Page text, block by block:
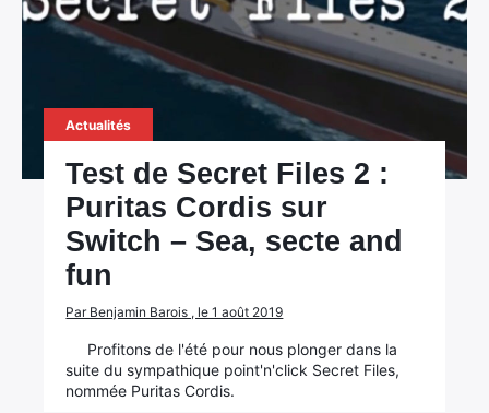
Actualités
Test de Secret Files 2 :
Puritas Cordis sur
Switch – Sea, secte and
fun
Par Benjamin Barois , le 1 août 2019
Profitons de l'été pour nous plonger dans la
suite du sympathique point'n'click Secret Files,
nommée Puritas Cordis.